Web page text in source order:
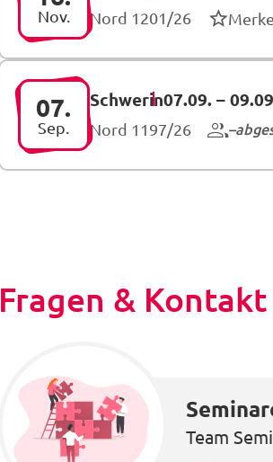
Nov. Nord 1201/26
07.
Sep.
Schwerin07.09. –
Nord 1197/26
Fragen & Kontakt
Team